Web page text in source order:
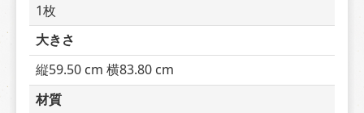
1枚
大きさ
縦59.50 cm 横83.80 cm
材質